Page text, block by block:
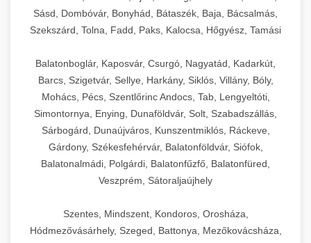
Sásd, Dombóvár, Bonyhád, Bátaszék, Baja, Bácsalmás,
Szekszárd, Tolna, Fadd, Paks, Kalocsa, Hőgyész, Tamási
Balatonboglár, Kaposvár, Csurgó, Nagyatád, Kadarkút,
Barcs, Szigetvár, Sellye, Harkány, Siklós, Villány, Bóly,
Mohács, Pécs, Szentlőrinc Andocs, Tab, Lengyeltóti,
Simontornya, Enying, Dunaföldvár, Solt, Szabadszállás,
Sárbogárd, Dunaújváros, Kunszentmiklós, Ráckeve,
Gárdony, Székesfehérvár, Balatonföldvár, Siófok,
Balatonalmádi, Polgárdi, Balatonfűzfő, Balatonfüred,
Veszprém, Sátoraljaújhely
Szentes, Mindszent, Kondoros, Orosháza,
Hódmezővásárhely, Szeged, Battonya, Mezőkovácsháza,